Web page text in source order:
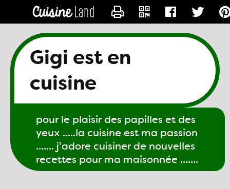
Gigi est en
cuisine
pour le plaisir des papilles et des
yeux .....la cuisine est ma passion
....... j'adore cuisiner de nouvelles
recettes pour ma maisonnée .......
CONTACTER GIGI61